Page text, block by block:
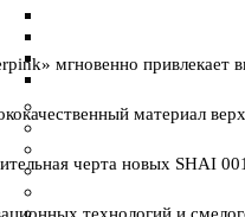
мгновенно привлекает
материал
черта новых SHAI